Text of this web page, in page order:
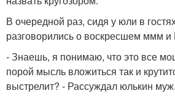
В очередной раз, сидя у юли в
разговорились о воскресшем ммм
- Знаешь, я понимаю, что это все
порой мысль вложиться так и
выстрелит? - Рассуждал юлькин муж.